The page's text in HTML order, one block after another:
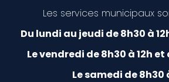
Les services municipaux
Du lundi au jeudi de 8h30 à
Le vendredi de 8h30 à 12h et
Le samedi de 8h30